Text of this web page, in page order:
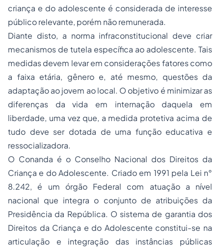
criança e do adolescente é considerada de interesse
público relevante, porém não remunerada.
Diante disto, a norma infraconstitucional deve criar
mecanismos de tutela específica ao adolescente. Tais
medidas devem levar em considerações fatores como
a faixa etária, gênero e, até mesmo, questões da
adaptação ao jovem ao local. O objetivo é minimizar as
diferenças da vida em internação daquela em
liberdade, uma vez que, a medida protetiva acima de
tudo deve ser dotada de uma função educativa e
ressocializadora.
O Conanda é o Conselho Nacional dos Direitos da
Criança e do Adolescente. Criado em 1991 pela Lei n°
8.242, é um órgão Federal com atuação a nível
nacional que integra o conjunto de atribuições da
Presidência da República. O sistema de garantia dos
Direitos da Criança e do Adolescente constitui-se na
articulação e integração das instâncias públicas